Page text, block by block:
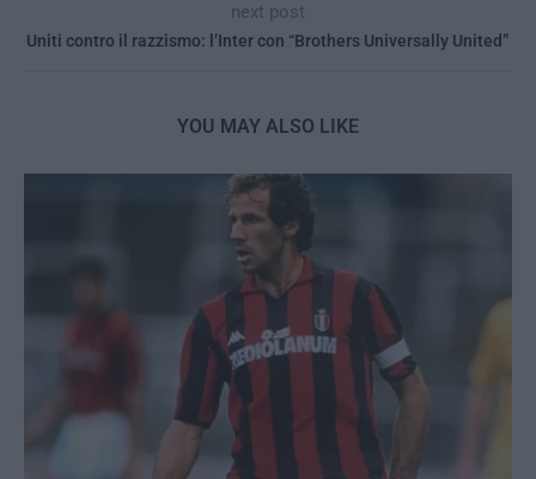
next post
Uniti contro il razzismo: l’Inter con “Brothers Universally United”
YOU MAY ALSO LIKE